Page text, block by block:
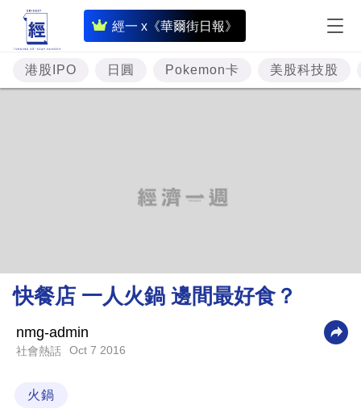
經一 x《華爾街日報》
即
時
財
經
理
財
業
港股IPO 日圓 Pokemon卡 美股科技股
快餐店 一人火鍋 邊間最好食？
nmg-admin
社會熱話 Oct 7 2016
火鍋